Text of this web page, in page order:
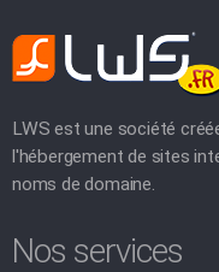
LWS est une société
l'hébergement de sites
noms de domaine.
Nos services